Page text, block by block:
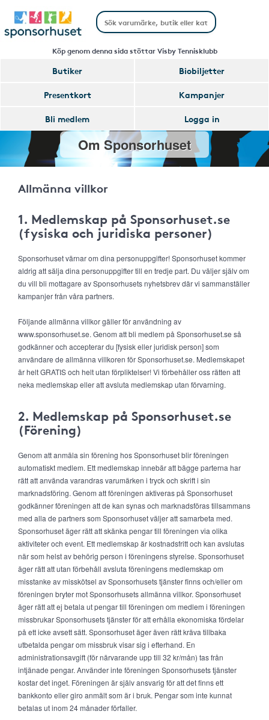
Köp genom denna sida stöttar Visby Tennisklubb
Butiker
Biobiljetter
Presentkort
Kampanjer
Bli medlem
Logga in
Om Sponsorhuset
Allmänna villkor
1. Medlemskap på Sponsorhuset.se
(fysiska och juridiska personer)
Sponsorhuset värnar om dina personuppgifter! Sponsorhuset kommer
aldrig att sälja dina personuppgifter till en tredje part. Du väljer själv om
du vill bli mottagare av Sponsorhusets nyhetsbrev där vi sammanställer
kampanjer från våra partners.
Följande allmänna villkor gäller för användning av
www.sponsorhuset.se. Genom att bli medlem på Sponsorhuset.se så
godkänner och accepterar du [fysisk eller juridisk person] som
användare de allmänna villkoren för Sponsorhuset.se. Medlemskapet
är helt GRATIS och helt utan förpliktelser! Vi förbehåller oss rätten att
neka medlemskap eller att avsluta medlemskap utan förvarning.
2. Medlemskap på Sponsorhuset.se
(Förening)
Genom att anmäla sin förening hos Sponsorhuset blir föreningen
automatiskt medlem. Ett medlemskap innebär att bägge parterna har
rätt att använda varandras varumärken i tryck och skrift i sin
marknadsföring. Genom att föreningen aktiveras på Sponsorhuset
godkänner föreningen att de kan synas och marknadsföras tillsammans
med alla de partners som Sponsorhuset väljer att samarbeta med.
Sponsorhuset äger rätt att skänka pengar till föreningen via olika
aktiviteter och event. Ett medlemskap är kostnadsfritt och kan avslutas
när som helst av behörig person i föreningens styrelse. Sponsorhuset
äger rätt att utan förbehåll avsluta föreningens medlemskap om
misstanke av misskötsel av Sponsorhusets tjänster finns och/eller om
föreningen bryter mot Sponsorhusets allmänna villkor. Sponsorhuset
äger rätt att ej betala ut pengar till föreningen om medlem i föreningen
missbrukar Sponsorhusets tjänster för att erhålla ekonomiska fördelar
på ett icke avsett sätt. Sponsorhuset äger även rätt kräva tillbaka
utbetalda pengar om missbruk visar sig i efterhand. En
administrationsavgift (för närvarande upp till 32 kr/mån) tas från
intjänade pengar. Använder inte föreningen Sponsorhusets tjänster
kostar det inget. Föreningen är själv ansvarig för att det finns ett
bankkonto eller giro anmält som är i bruk. Pengar som inte kunnat
betalas ut inom 24 månader förfaller.